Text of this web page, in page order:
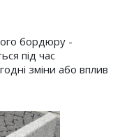
бордюру -
під час
зміни або вплив